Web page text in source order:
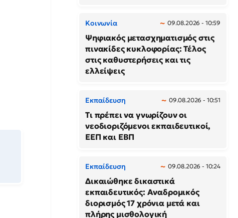
Κοινωνία 09.08.2026 - 10:59
Ψηφιακός μετασχηματισμός στις
πινακίδες κυκλοφορίας: Τέλος
στις καθυστερήσεις και τις
ελλείψεις
Εκπαίδευση 09.08.2026 - 10:51
Τι πρέπει να γνωρίζουν οι
νεοδιοριζόμενοι εκπαιδευτικοί,
ΕΕΠ και ΕΒΠ
Εκπαίδευση 09.08.2026 - 10:24
Δικαιώθηκε δικαστικά
εκπαιδευτικός: Αναδρομικός
διορισμός 17 χρόνια μετά και
πλήρης μισθολογική